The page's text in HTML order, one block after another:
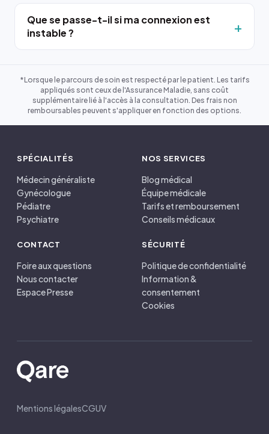
Que se passe-t-il si ma connexion est
instable ?
*Lorsque le parcours de soin est respecté par le patient. Les tarifs
appliqués sont ceux de l'Assurance Maladie, sans coût
supplémentaire lié à l'accès à la consultation. Des frais non
remboursables peuvent s'appliquer en fonction des options.
SPÉCIALITÉS
Médecin généraliste
Gynécologue
Pédiatre
Psychiatre
NOS SERVICES
Blog médical
Équipe médicale
Tarifs et remboursement
Conseils médicaux
CONTACT
Foire aux questions
Nous contacter
Espace Presse
SÉCURITÉ
Politique de confidentialité
Information &
consentement
Cookies
Mentions légalesCGUV